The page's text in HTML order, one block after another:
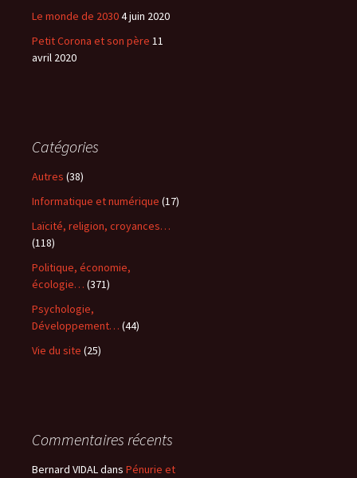
Le monde de 20304 juin 2020
Petit Corona et son père 11
avril 2020
Catégories
Autres (38)
Informatique et numérique (17)
Laïcité, religion, croyances…
(118)
Politique, économie,
écologie… (371)
Psychologie,
Développement… (44)
Vie du site (25)
Commentaires récents
Bernard VIDALdans Pénurie et